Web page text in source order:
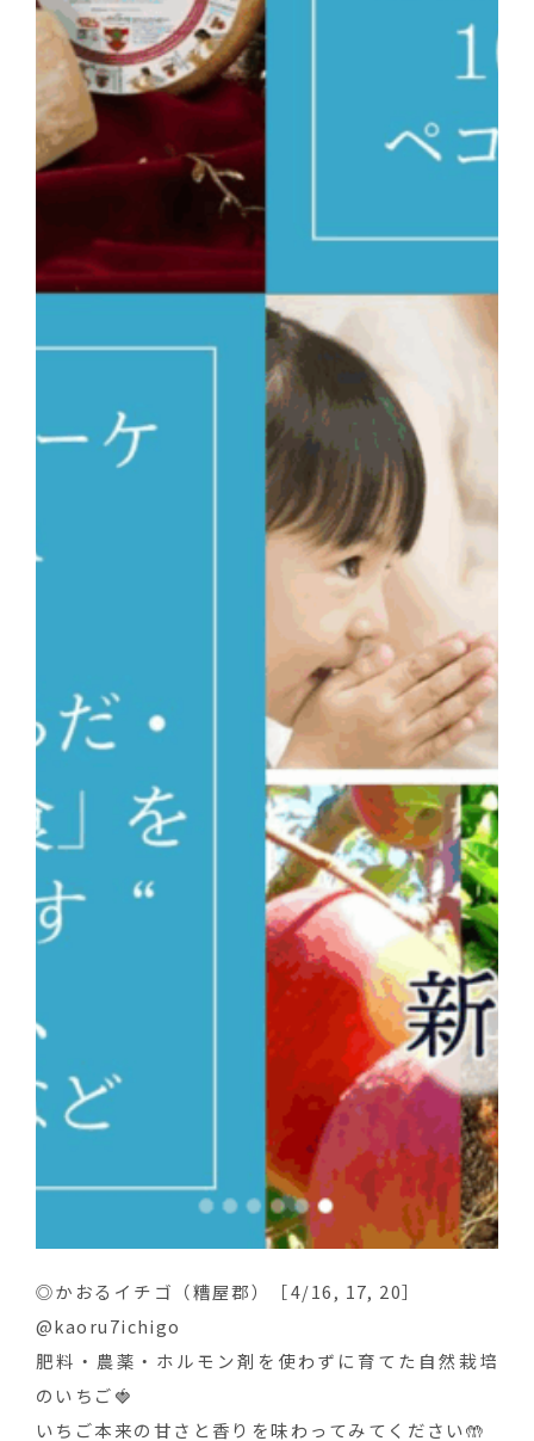
◎かおるイチゴ（糟屋郡）［4/16, 17, 20］
@kaoru7ichigo
肥料・農薬・ホルモン剤を使わずに育てた自然栽培
のいちご🍓
いちご本来の甘さと香りを味わってみてください🤲